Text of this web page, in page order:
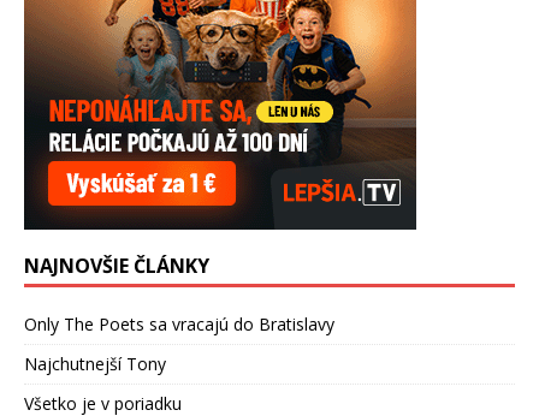
NAJNOVŠIE ČLÁNKY
Only The Poets sa vracajú do Bratislavy
Najchutnejší Tony
Všetko je v poriadku